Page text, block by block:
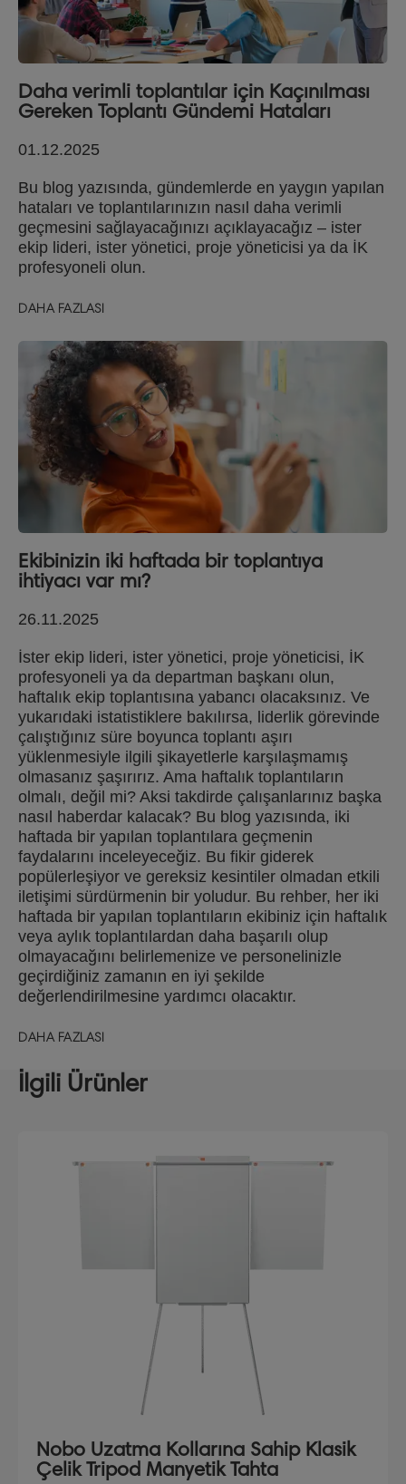
Daha verimli toplantılar için Kaçınılması
Gereken Toplantı Gündemi Hataları
01.12.2025
Bu blog yazısında, gündemlerde en yaygın yapılan
hataları ve toplantılarınızın nasıl daha verimli
geçmesini sağlayacağınızı açıklayacağız – ister
ekip lideri, ister yönetici, proje yöneticisi ya da İK
profesyoneli olun.
DAHA FAZLASI
Ekibinizin iki haftada bir toplantıya
ihtiyacı var mı?
26.11.2025
İster ekip lideri, ister yönetici, proje yöneticisi, İK
profesyoneli ya da departman başkanı olun,
haftalık ekip toplantısına yabancı olacaksınız. Ve
yukarıdaki istatistiklere bakılırsa, liderlik görevinde
çalıştığınız süre boyunca toplantı aşırı
yüklenmesiyle ilgili şikayetlerle karşılaşmamış
olmasanız şaşırırız. Ama haftalık toplantıların
olmalı, değil mi? Aksi takdirde çalışanlarınız başka
nasıl haberdar kalacak? Bu blog yazısında, iki
haftada bir yapılan toplantılara geçmenin
faydalarını inceleyeceğiz. Bu fikir giderek
popülerleşiyor ve gereksiz kesintiler olmadan etkili
iletişimi sürdürmenin bir yoludur. Bu rehber, her iki
haftada bir yapılan toplantıların ekibiniz için haftalık
veya aylık toplantılardan daha başarılı olup
olmayacağını belirlemenize ve personelinizle
geçirdiğiniz zamanın en iyi şekilde
değerlendirilmesine yardımcı olacaktır.
DAHA FAZLASI
İlgili Ürünler
Nobo Uzatma Kollarına Sahip Klasik
Çelik Tripod Manyetik Tahta